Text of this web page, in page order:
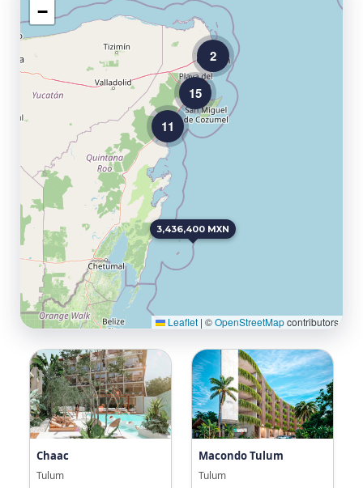
2
11
15
3,436,400 MXN
−
Leaflet | ©OpenStreetMapcontributors
Chaac
Tulum
Macondo Tulum
Tulum